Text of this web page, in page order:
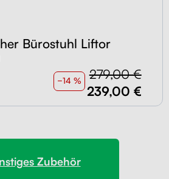
Bürostuhl Liftor
−14 %
279,00 €
239,00 €
Zubehör